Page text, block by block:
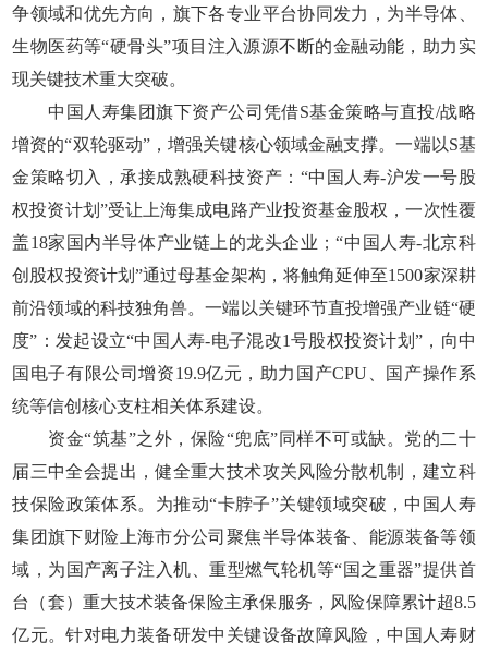
争领域和优先方向，旗下各专业平台协同发力，为半导体、
生物医药等“硬骨头”项目注入源源不断的金融动能，助力实
现关键技术重大突破。
中国人寿集团旗下资产公司凭借S基金策略与直投/战略
增资的“双轮驱动”，增强关键核心领域金融支撑。一端以S基
金策略切入，承接成熟硬科技资产：“中国人寿-沪发一号股
权投资计划”受让上海集成电路产业投资基金股权，一次性覆
盖18家国内半导体产业链上的龙头企业；“中国人寿-北京科
创股权投资计划”通过母基金架构，将触角延伸至1500家深耕
前沿领域的科技独角兽。一端以关键环节直投增强产业链“硬
度”：发起设立“中国人寿-电子混改1号股权投资计划”，向中
国电子有限公司增资19.9亿元，助力国产CPU、国产操作系
统等信创核心支柱相关体系建设。
资金“筑基”之外，保险“兜底”同样不可或缺。党的二十
届三中全会提出，健全重大技术攻关风险分散机制，建立科
技保险政策体系。为推动“卡脖子”关键领域突破，中国人寿
集团旗下财险上海市分公司聚焦半导体装备、能源装备等领
域，为国产离子注入机、重型燃气轮机等“国之重器”提供首
台（套）重大技术装备保险主承保服务，风险保障累计超8.5
亿元。针对电力装备研发中关键设备故障风险，中国人寿财